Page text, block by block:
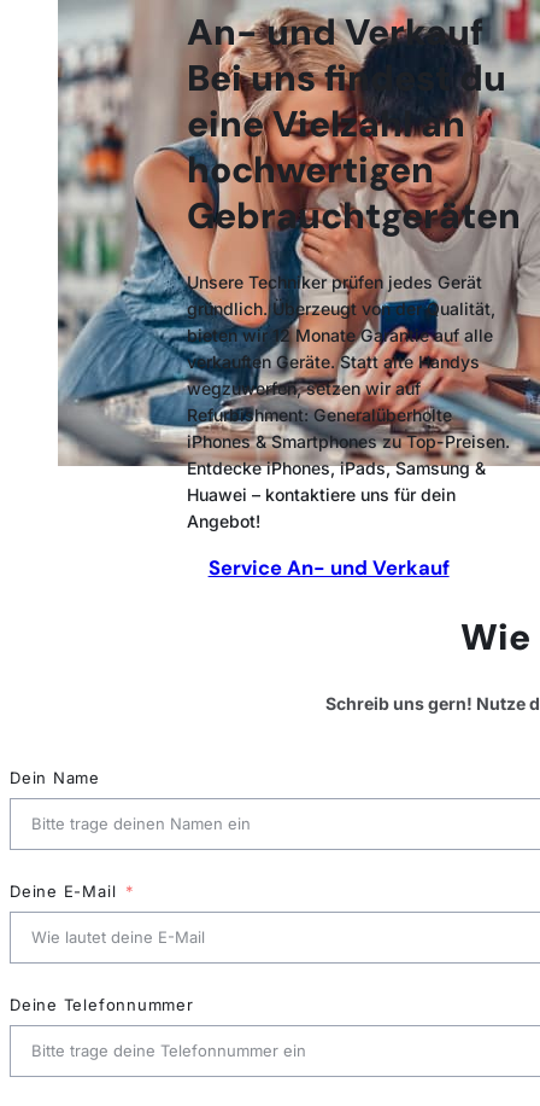
An- und Verkauf
Bei uns findest du
eine Vielzahl an
hochwertigen
Gebrauchtgeräten
Unsere Techniker prüfen jedes Gerät
gründlich. Überzeugt von der Qualität,
bieten wir 12 Monate Garantie auf alle
verkauften Geräte. Statt alte Handys
wegzuwerfen, setzen wir auf
Refurbishment: Generalüberholte
iPhones & Smartphones zu Top-Preisen.
Entdecke iPhones, iPads, Samsung &
Huawei – kontaktiere uns für dein
Angebot!
Service An- und Verkauf
Wie
Schreib uns gern! Nutze
Dein Name
Deine E-Mail
Deine Telefonnummer